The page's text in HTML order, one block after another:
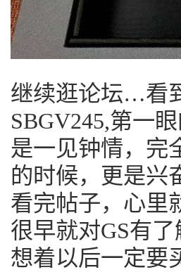
继续逛论坛…看
SBGV245,第一
是一见钟情，完
的时候，更是兴
看完帖子，心里
很早就对GS有
想着以后一定要